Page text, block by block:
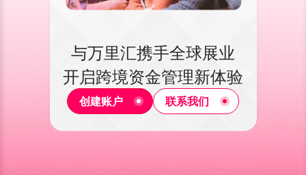
与万里汇携手全球展业
开启跨境资金管理新体验
创建账户 联系我们